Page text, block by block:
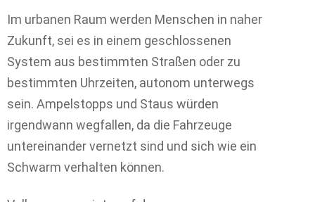
Im urbanen Raum werden Menschen in naher
Zukunft, sei es in einem geschlossenen
System aus bestimmten Straßen oder zu
bestimmten Uhrzeiten, autonom unterwegs
sein. Ampelstopps und Staus würden
irgendwann wegfallen, da die Fahrzeuge
untereinander vernetzt sind und sich wie ein
Schwarm verhalten können.